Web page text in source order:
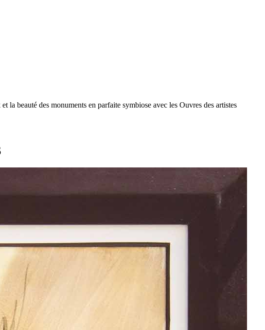
beauté des monuments en parfaite symbiose avec les Ouvres des artistes